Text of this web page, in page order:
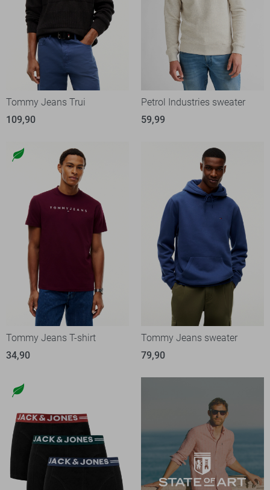
Tommy Jeans Trui
109,90
Petrol Industries sweater
59,99
Tommy Jeans T-shirt
34,90
Tommy Jeans sweater
79,90